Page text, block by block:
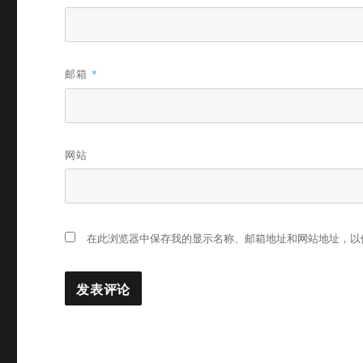
邮箱 *
网站
在此浏览器中保存我的显示名称、邮箱地址和网站地址，以